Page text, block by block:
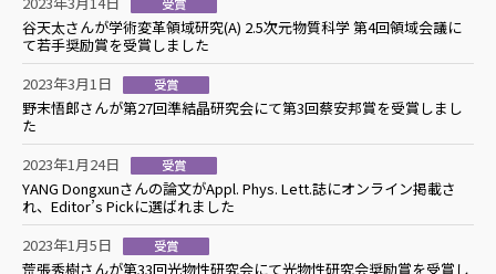
谷天太さんが学術変革領域研究(A) 2.5次元物質科学 第4回領域会議に
て若手奨励賞を受賞しました
2023年3月1日
受賞
野末悟郎さんが第27回準結晶研究会にて第3回蔡安邦賞を受賞しまし
た
2023年1月24日
受賞
YANG Dongxunさんの論文がAppl. Phys. Lett.誌にオンライン掲載さ
れ、Editor’s Pickに選ばれました
2023年1月5日
受賞
荒張秀樹さんが第33回光物性研究会にて光物性研究会奨励賞を受賞し